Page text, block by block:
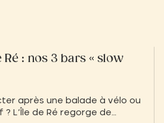
Ré : nos 3 bars « slow
après une balade à vélo ou
? L’Île de Ré regorge de